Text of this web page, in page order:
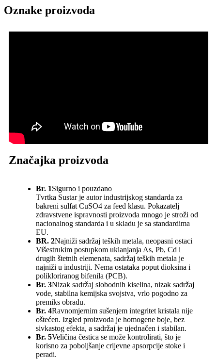
Oznake proizvoda
Značajka proizvoda
Br. 1Sigurno i pouzdano
Tvrtka Sustar je autor industrijskog standarda za
bakreni sulfat CuSO4 za feed klasu. Pokazatelj
zdravstvene ispravnosti proizvoda mnogo je stroži od
nacionalnog standarda i u skladu je sa standardima
EU.
BR. 2Najniži sadržaj teških metala, neopasni ostaci
Višestrukim postupkom uklanjanja As, Pb, Cd i
drugih štetnih elemenata, sadržaj teških metala je
najniži u industriji. Nema ostataka poput dioksina i
polikloriranog bifenila (PCB).
Br. 3Nizak sadržaj slobodnih kiselina, nizak sadržaj
vode, stabilna kemijska svojstva, vrlo pogodno za
premiks obradu.
Br. 4Ravnomjernim sušenjem integritet kristala nije
oštećen. Izgled proizvoda je homogene boje, bez
sivkastog efekta, a sadržaj je ujednačen i stabilan.
Br. 5Veličina čestica se može kontrolirati, što je
korisno za poboljšanje crijevne apsorpcije stoke i
peradi.